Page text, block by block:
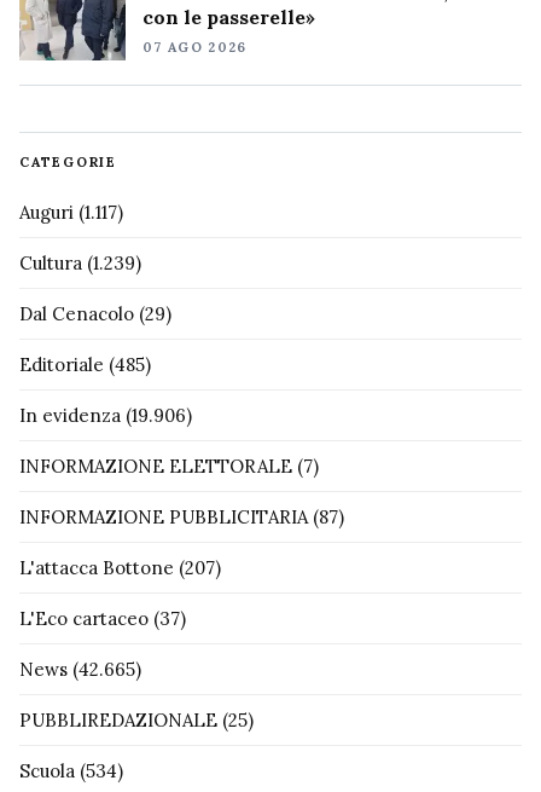
con le passerelle»
07 AGO 2026
CATEGORIE
Auguri (1.117)
Cultura (1.239)
Dal Cenacolo (29)
Editoriale (485)
In evidenza (19.906)
INFORMAZIONE ELETTORALE (7)
INFORMAZIONE PUBBLICITARIA (87)
L'attacca Bottone (207)
L'Eco cartaceo (37)
News (42.665)
PUBBLIREDAZIONALE (25)
Scuola (534)